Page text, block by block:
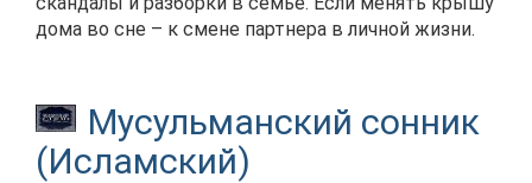
дома во сне – к смене партнера в личной жизни.
Мусульманский сонник
(Исламский)